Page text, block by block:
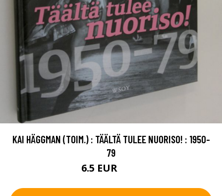
KAI HÄGGMAN (TOIM.) : TÄÄLTÄ TULEE NUORISO! : 1950-
79
6.5 EUR